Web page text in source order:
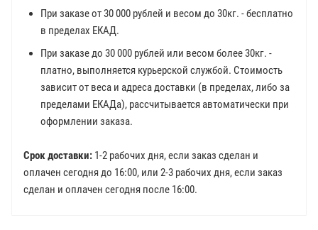
При заказе от 30 000 рублей и весом до 30кг. - бесплатно
в пределах ЕКАД.
При заказе до 30 000 рублей или весом более 30кг. -
платно, выполняется курьерской службой. Стоимость
зависит от веса и адреса доставки (в пределах, либо за
пределами ЕКАДа), рассчитывается автоматически при
оформлении заказа.
Срок доставки: 1-2 рабочих дня, если заказ сделан и
оплачен сегодня до 16:00, или 2-3 рабочих дня, если заказ
сделан и оплачен сегодня после 16:00.